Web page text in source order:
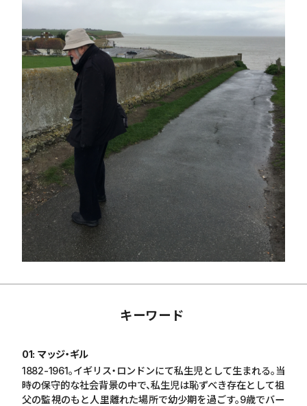
キーワード
01: マッジ・ギル
1882-1961。イギリス・ロンドンにて私生児として生まれる。当
時の保守的な社会背景の中で、私生児は恥ずべき存在として祖
父の監視のもと人里離れた場所で幼少期を過ごす。9歳でバー